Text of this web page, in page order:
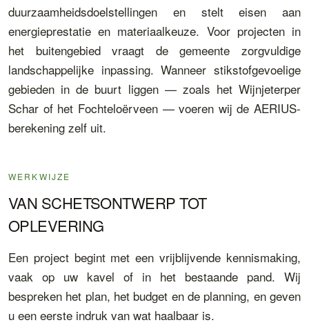
duurzaamheidsdoelstellingen en stelt eisen aan
energieprestatie en materiaalkeuze. Voor projecten in
het buitengebied vraagt de gemeente zorgvuldige
landschappelijke inpassing. Wanneer stikstofgevoelige
gebieden in de buurt liggen — zoals het Wijnjeterper
Schar of het Fochteloërveen — voeren wij de AERIUS-
berekening zelf uit.
WERKWIJZE
VAN SCHETSONTWERP TOT
OPLEVERING
Een project begint met een vrijblijvende kennismaking,
vaak op uw kavel of in het bestaande pand. Wij
bespreken het plan, het budget en de planning, en geven
u een eerste indruk van wat haalbaar is.